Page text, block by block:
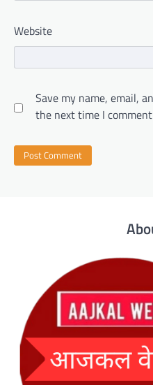
Website
Save my name, email,
the next time I